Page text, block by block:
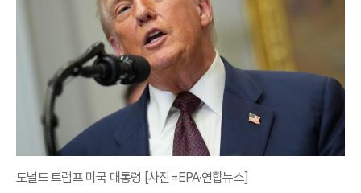
도널드 트럼프 미국 대통령 [사진=EPA·연합뉴스]